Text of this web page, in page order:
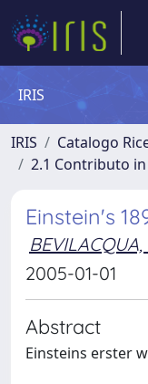
IRIS
IRIS Catalogo
2.1 Contributo
Einstein's
BEVILACQUA,
2005-01-01
Abstract
Einsteins erster